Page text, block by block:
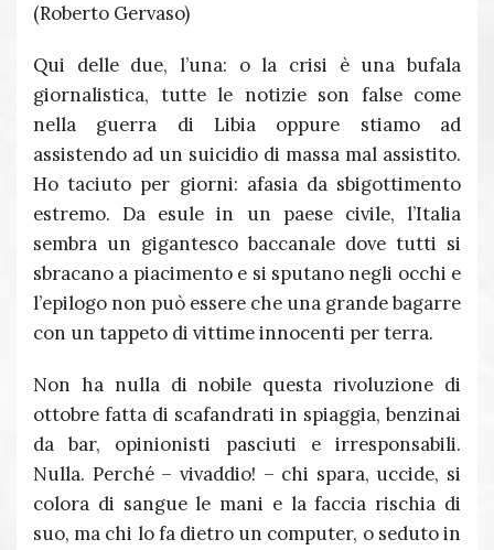
(Roberto Gervaso)
Qui delle due, l’una: o la crisi è una bufala
giornalistica, tutte le notizie son false come
nella guerra di Libia oppure stiamo ad
assistendo ad un suicidio di massa mal assistito.
Ho taciuto per giorni: afasia da sbigottimento
estremo. Da esule in un paese civile, l’Italia
sembra un gigantesco baccanale dove tutti si
sbracano a piacimento e si sputano negli occhi e
l’epilogo non può essere che una grande bagarre
con un tappeto di vittime innocenti per terra.
Non ha nulla di nobile questa rivoluzione di
ottobre fatta di scafandrati in spiaggia, benzinai
da bar, opinionisti pasciuti e irresponsabili.
Nulla. Perché – vivaddio! – chi spara, uccide, si
colora di sangue le mani e la faccia rischia di
suo, ma chi lo fa dietro un computer, o seduto in